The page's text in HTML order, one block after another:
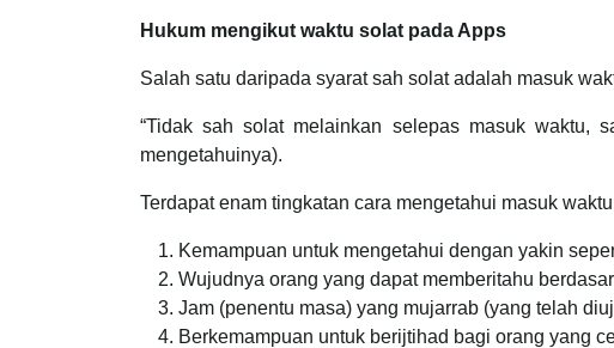
Hukum mengikut waktu solat pada Apps
Salah satu daripada syarat sah solat adalah masuk
“Tidak sah solat melainkan selepas masuk waktu,
mengetahuinya).
Terdapat enam tingkatan cara mengetahui masuk
Kemampuan untuk mengetahui dengan yakin
Wujudnya orang yang dapat memberitahu
Jam (penentu masa) yang mujarrab (yang telah
Berkemampuan untuk berijtihad bagi orang yang